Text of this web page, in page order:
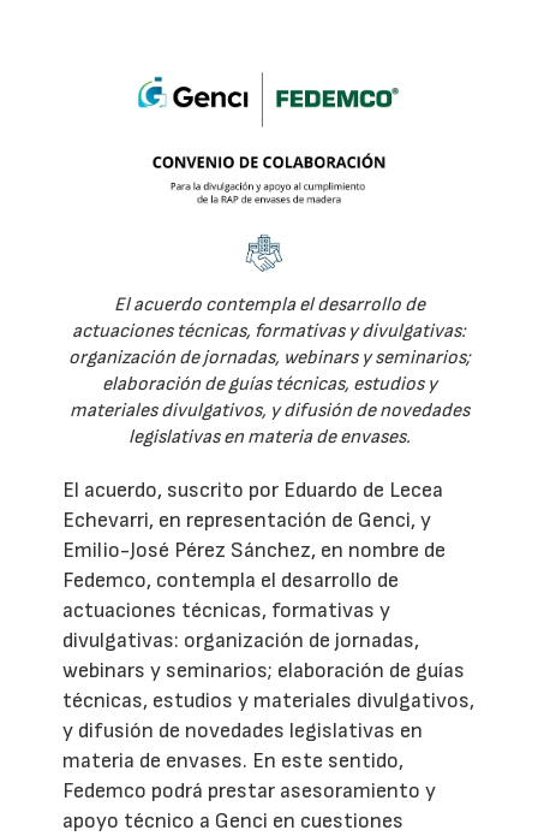
El acuerdo contempla el desarrollo de
actuaciones técnicas, formativas y divulgativas:
organización de jornadas, webinars y seminarios;
elaboración de guías técnicas, estudios y
materiales divulgativos, y difusión de novedades
legislativas en materia de envases.
El acuerdo, suscrito por Eduardo de Lecea
Echevarri, en representación de Genci, y
Emilio-José Pérez Sánchez, en nombre de
Fedemco, contempla el desarrollo de
actuaciones técnicas, formativas y
divulgativas: organización de jornadas,
webinars y seminarios; elaboración de guías
técnicas, estudios y materiales divulgativos,
y difusión de novedades legislativas en
materia de envases. En este sentido,
Fedemco podrá prestar asesoramiento y
apoyo técnico a Genci en cuestiones